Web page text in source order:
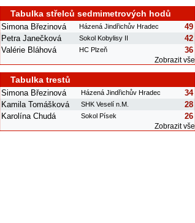
Tabulka střelců sedmimetrových hodů
Simona Březinová Házená Jindřichův Hradec
49
Petra Janečková
Sokol Kobylisy II
42
Valérie Bláhová
HC Plzeň 36
Zobrazit vše
Tabulka trestů
Simona Březinová Házená Jindřichův Hradec
34
Kamila Tomášková
SHK Veselí n.M.
28
Karolína Chudá
Sokol Písek 26
Zobrazit vše